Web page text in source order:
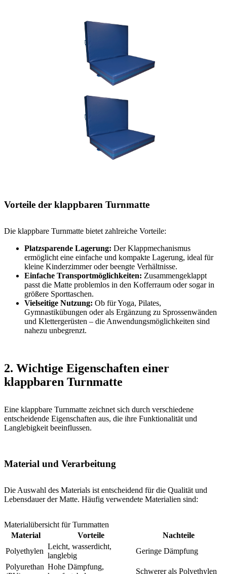
Vorteile der klappbaren Turnmatte
Die klappbare Turnmatte bietet zahlreiche Vorteile:
Platzsparende Lagerung: Der Klappmechanismus
ermöglicht eine einfache und kompakte Lagerung, ideal für
kleine Kinderzimmer oder beengte Verhältnisse.
Einfache Transportmöglichkeiten: Zusammengeklappt
passt die Matte problemlos in den Kofferraum oder sogar in
größere Sporttaschen.
Vielseitige Nutzung: Ob für Yoga, Pilates,
Gymnastikübungen oder als Ergänzung zu Sprossenwänden
und Klettergerüsten – die Anwendungsmöglichkeiten sind
nahezu unbegrenzt.
2. Wichtige Eigenschaften einer
klappbaren Turnmatte
Eine klappbare Turnmatte zeichnet sich durch verschiedene
entscheidende Eigenschaften aus, die ihre Funktionalität und
Langlebigkeit beeinflussen.
Material und Verarbeitung
Die Auswahl des Materials ist entscheidend für die Qualität und
Lebensdauer der Matte. Häufig verwendete Materialien sind:
Materialübersicht für Turnmatten
Material
Vorteile
Nachteile
Polyethylen
Leicht, wasserdicht,
langlebig
Geringe Dämpfung
Polyurethan Hohe Dämpfung,
Schwerer als Polyethylen